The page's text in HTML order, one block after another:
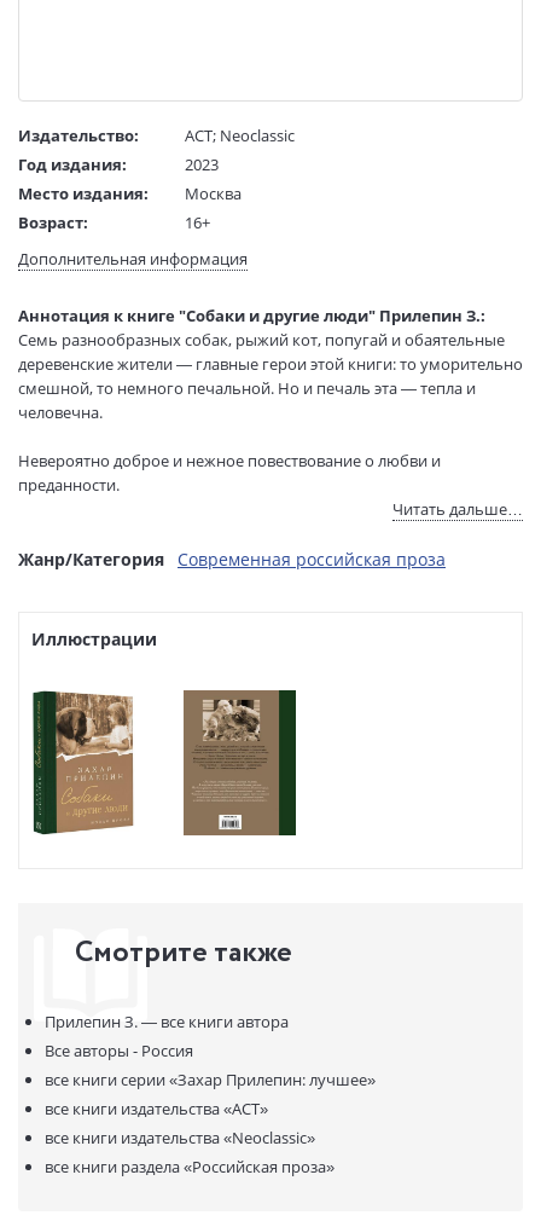
Издательство: АСТ; Neoclassic
Год издания:
2023
Место издания:
Москва
Возраст:
16+
Язык текста:
русский
Формат:
70х90 1/16
Размеры в мм
(ДхШхВ):
218x170x25
Вес:
430 гр.
Страниц:
Код товара:
1165223
В продаже с:
21.09.2023
Дополнительная информация
Аннотация к книге "Собаки и другие люди" Прилепин З.:
Семь разнообразных собак, рыжий кот, попугай и обаятельные
деревенские жители — главные герои этой книги: то уморительно
смешной, то немного печальной. Но и печаль эта — тепла и
человечна.
Невероятно доброе и нежное повествование о любви и
преданности.
уроки.
Особенно — с такими невероятными друзьями.
Читать дальше…
Жанр/Категория Современная российская проза
Иллюстрации
Смотрите также
Прилепин З. — все книги автора
Все авторы - Россия
все книги серии«Захар Прилепин: лучшее»
все книги издательства«АСТ»
все книги издательства«Neoclassic»
все книги раздела«Российская проза»